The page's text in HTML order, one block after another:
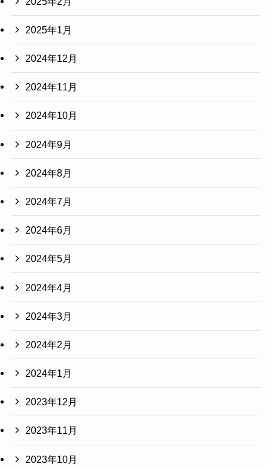
2025年1月
2024年12月
2024年11月
2024年10月
2024年9月
2024年8月
2024年7月
2024年6月
2024年5月
2024年4月
2024年3月
2024年2月
2024年1月
2023年12月
2023年11月
2023年10月